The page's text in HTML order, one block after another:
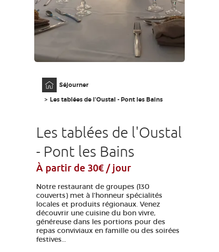
FR
Séjourner
Les tablées de l'Oustal - Pont les Bains
Les tablées de l'Oustal
- Pont les Bains
À partir de 30€ / jour
Notre restaurant de groupes (130
couverts) met à l'honneur spécialités
locales et produits régionaux. Venez
découvrir une cuisine du bon vivre,
généreuse dans les portions pour des
repas conviviaux en famille ou des soirées
festives...